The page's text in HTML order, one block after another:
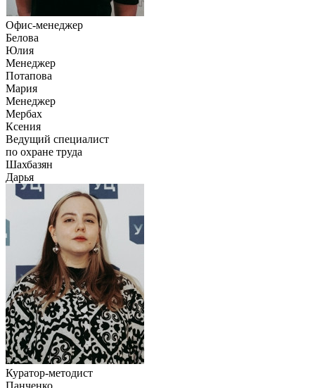
Офис-менеджер
Белова
Юлия
Менеджер
Потапова
Мария
Менеджер
Мербах
Ксения
Ведущий специалист
по охране труда
Шахбазян
Дарья
Куратор-методист
Панченко